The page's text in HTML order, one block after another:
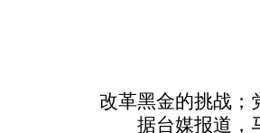
改革黑金的挑战；
据台媒报道，马